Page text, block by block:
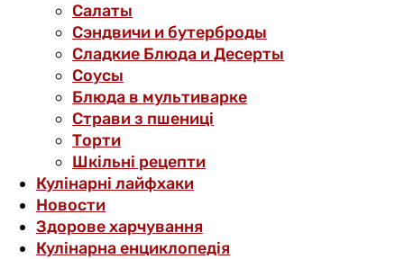
Салаты
Сэндвичи и бутерброды
Сладкие Блюда и Десерты
Соусы
Блюда в мультиварке
Страви з пшениці
Торти
Шкільні рецепти
Кулінарні лайфхаки
Новости
Здорове харчування
Кулінарна енциклопедія